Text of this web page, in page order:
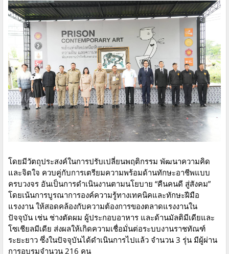
โดยมีวัตถุประสงค์ในการปรับเปลี่ยนพฤติกรรม พัฒนาความคิด
และจิตใจ ควบคู่กับการเตรียมความพร้อมด้านทักษะอาชีพแบบ
ครบวงจร อันเป็นการดำเนินงานตามนโยบาย “คืนคนดี สู่สังคม”
โดยเน้นการบูรณาการองค์ความรู้ทางเทคนิคและทักษะฝีมือ
แรงงาน ให้สอดคล้องกับความต้องการของตลาดแรงงานใน
ปัจจุบัน เช่น ช่างตัดผม ผู้ประกอบอาหาร และด้านมัลติมีเดียและ
โซเชียลมีเดีย ส่งผลให้เกิดความเชื่อมั่นต่อระบบงานราชทัณฑ์
ระยะยาว ซึ่งในปัจจุบันได้ดำเนินการไปแล้ว จำนวน 3 รุ่น มีผู้ผ่าน
การอบรมจำนวน 216 คน